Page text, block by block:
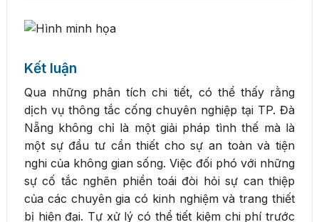
Kết luận
Qua những phân tích chi tiết, có thể thấy rằng
dịch vụ thông tắc cống chuyên nghiệp tại TP. Đà
Nẵng không chỉ là một giải pháp tình thế mà là
một sự đầu tư cần thiết cho sự an toàn và tiện
nghi của không gian sống. Việc đối phó với những
sự cố tắc nghẽn phiền toái đòi hỏi sự can thiệp
của các chuyên gia có kinh nghiệm và trang thiết
bị hiện đại. Tự xử lý có thể tiết kiệm chi phí trước